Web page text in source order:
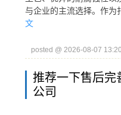
与企业的主流选择。作为
文
posted @ 2026-08-07
推荐一下售后完
公司